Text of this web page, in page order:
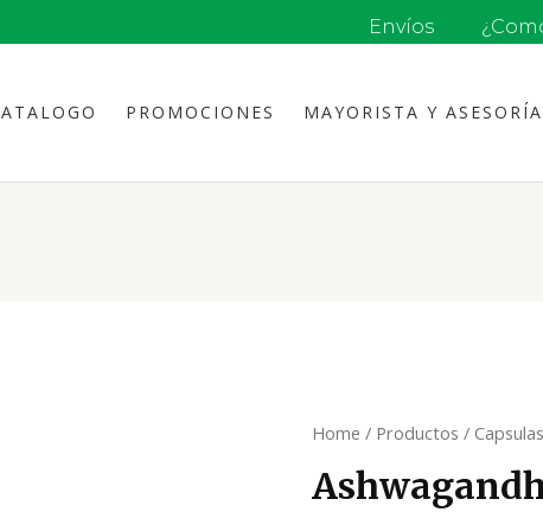
Envíos
PROMOCIONES MAYORISTA Y
Home / Productos / Capsulas